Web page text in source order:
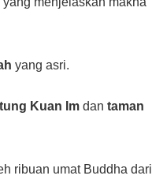
yang asri.
Kuan Im dantaman
ribuan umat Buddha dari